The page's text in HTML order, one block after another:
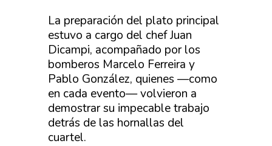
La preparación del plato principal
estuvo a cargo del chef Juan
Dicampi, acompañado por los
bomberos Marcelo Ferreira y
Pablo González, quienes —como
en cada evento— volvieron a
demostrar su impecable trabajo
detrás de las hornallas del
cuartel.